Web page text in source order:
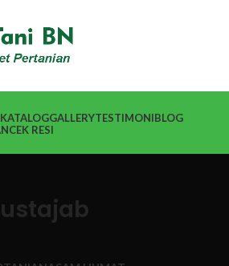
KATALOGGALLERYTESTIMONIBLOG
CEK RESI